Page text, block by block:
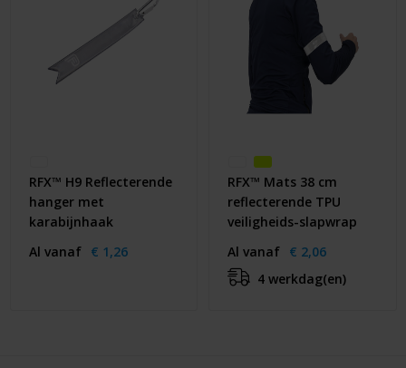
RFX™ H9 Reflecterende
hanger met
karabijnhaak
Al vanaf € 1,26
RFX™ Mats 38 cm
reflecterende TPU
veiligheids-slapwrap
Al vanaf € 2,06
4 werkdag(en)